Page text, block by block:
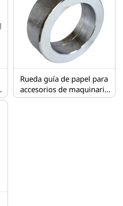
Rueda guía de papel para
accesorios de maquinaria
de impresión flexográfica